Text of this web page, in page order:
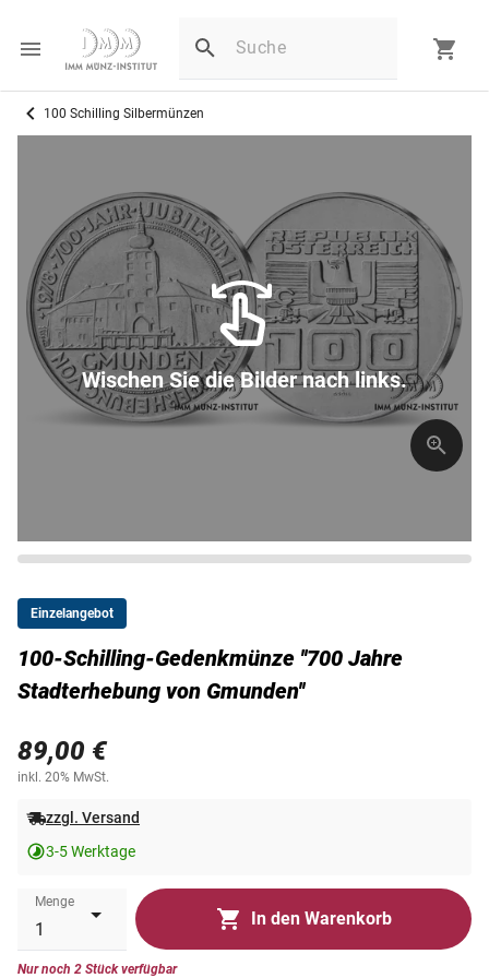
100 Schilling Silbermünzen
Wischen Sie die Bilder nach links.
Einzelangebot
100-Schilling-Gedenkmünze ''700 Jahre
Stadterhebung von Gmunden''
89,00 €
inkl. 20% MwSt.
zzgl. Versand
3-5 Werktage
Menge
In den Warenkorb
Nur noch 2 Stück verfügbar